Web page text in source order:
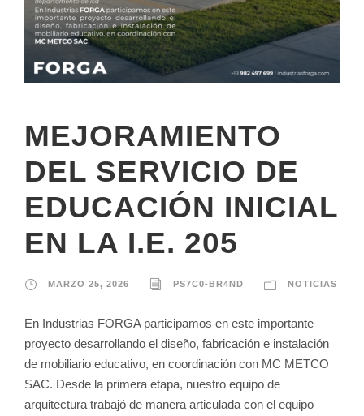
MEJORAMIENTO
DEL SERVICIO DE
EDUCACIÓN INICIAL
EN LA I.E. 205
MARZO 25, 2026 PS7C0-BR4ND NOTICIAS
En Industrias FORGA participamos en este importante
proyecto desarrollando el diseño, fabricación e instalación
de mobiliario educativo, en coordinación con MC METCO
SAC. Desde la primera etapa, nuestro equipo de
arquitectura trabajó de manera articulada con el equipo